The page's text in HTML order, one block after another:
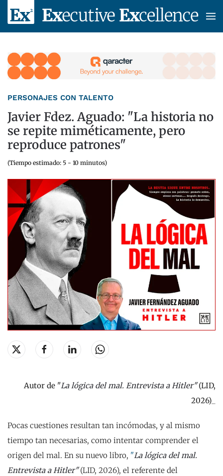
Skip to main content
PERSONAJES CON TALENTO
Javier Fdez. Aguado: "La historia no
se repite miméticamente, pero
reproduce patrones"
(Tiempo estimado: 5 - 10 minutos)
Autor de "La lógica del mal. Entrevista a Hitler"(LID,
2026)_
Pocas cuestiones resultan tan incómodas, y al mismo
tiempo tan necesarias, como intentar comprender el
origen del mal. En su nuevo libro, "La lógica del mal.
Entrevista a Hitler" (LID, 2026), el referente del